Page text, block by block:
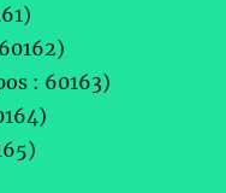
: 60163)